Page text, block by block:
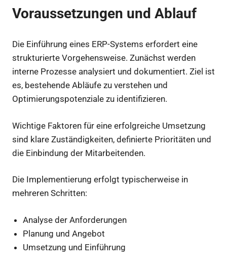
Voraussetzungen und Ablauf
Die Einführung eines ERP-Systems erfordert eine
strukturierte Vorgehensweise. Zunächst werden
interne Prozesse analysiert und dokumentiert. Ziel ist
es, bestehende Abläufe zu verstehen und
Optimierungspotenziale zu identifizieren.
Wichtige Faktoren für eine erfolgreiche Umsetzung
sind klare Zuständigkeiten, definierte Prioritäten und
die Einbindung der Mitarbeitenden.
Die Implementierung erfolgt typischerweise in
mehreren Schritten:
Analyse der Anforderungen
Planung und Angebot
Umsetzung und Einführung